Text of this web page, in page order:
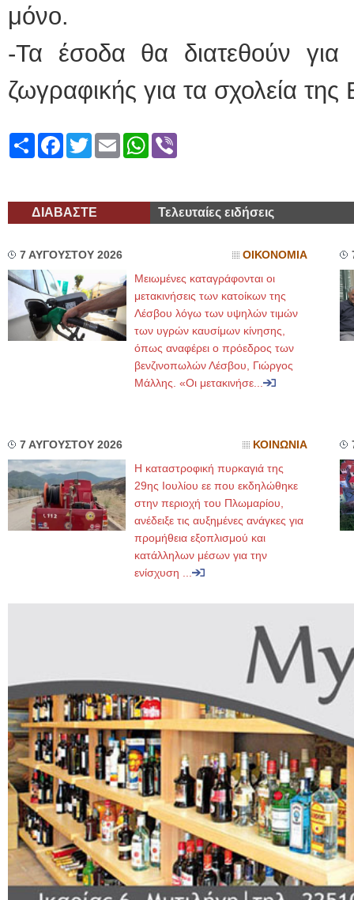
μόνο.
-Τα έσοδα θα διατεθούν για
ζωγραφικής για τα σχολεία
ShareFacebook
TwitterEmailWhatsApp
ΔΙΑΒΑΣΤΕ Τελευταίες ειδήσεις
7 ΑΥΓΟΥΣΤΟΥ 2026 ΟΙΚΟΝΟΜΙΑ
Μειωμένες καταγράφονται οι
μετακινήσεις των κατοίκων της
Λέσβου λόγω των υψηλών τιμών
των υγρών καυσίμων κίνησης,
όπως αναφέρει ο πρόεδρος των
βενζινοπωλών Λέσβου, Γιώργος
Μάλλης. «Οι μετακινήσε...
7 ΑΥΓΟΥΣΤΟΥ 2026 ΚΟΙΝΩΝΙΑ
Η καταστροφική πυρκαγιά της
29ης Ιουλίου εε που εκδηλώθηκε
στην περιοχή του Πλωμαρίου,
ανέδειξε τις αυξημένες ανάγκες για
προμήθεια εξοπλισμού και
κατάλληλων μέσων για την
ενίσχυση ...